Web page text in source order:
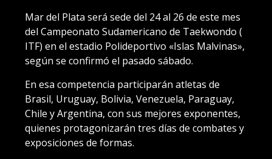
Mar del Plata será sede del 24 al 26 de este mes
del Campeonato Sudamericano de Taekwondo (
ITF) en el estadio Polideportivo «Islas Malvinas»,
según se confirmó el pasado sábado.
En esa competencia participarán atletas de
Brasil, Uruguay, Bolivia, Venezuela, Paraguay,
Chile y Argentina, con sus mejores exponentes,
quienes protagonizarán tres días de combates y
exposiciones de formas.